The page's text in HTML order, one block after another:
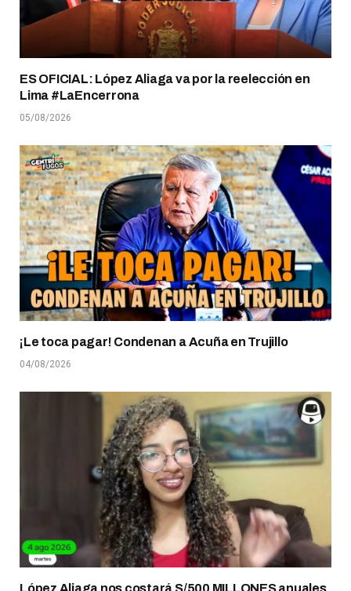
ES OFICIAL: López Aliaga va por la reelección en
Lima #LaEncerrona
05/08/2026
¡Le toca pagar! Condenan a Acuña en Trujillo
04/08/2026
López Aliaga nos costará S/500 MILLONES anuales